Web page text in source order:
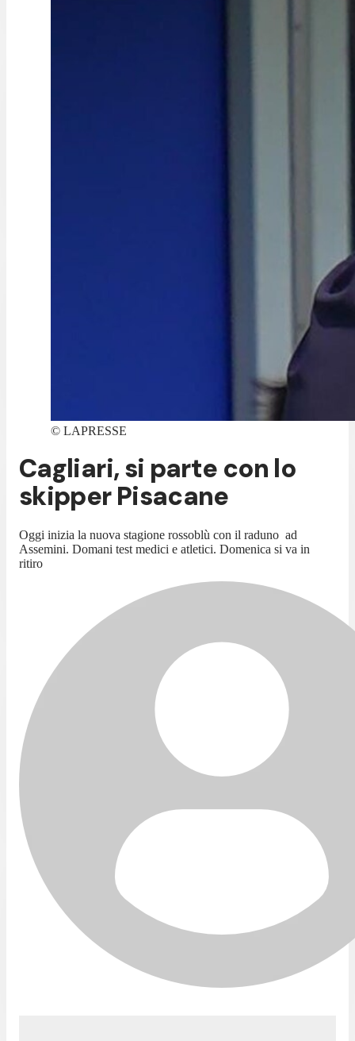
© LAPRESSE
Cagliari, si parte con lo
skipper Pisacane
Oggi inizia la nuova stagione rossoblù con il raduno ad
Assemini. Domani test medici e atletici. Domenica si va in
ritiro